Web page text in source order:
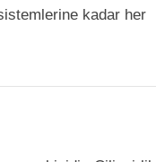
kadar her